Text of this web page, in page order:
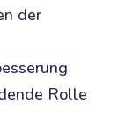
der
Rolle